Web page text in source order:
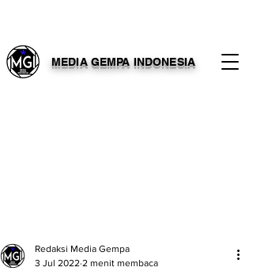
MEDIA GEMPA INDONESIA
Redaksi Media Gempa
3 Jul 2022 2 menit membaca